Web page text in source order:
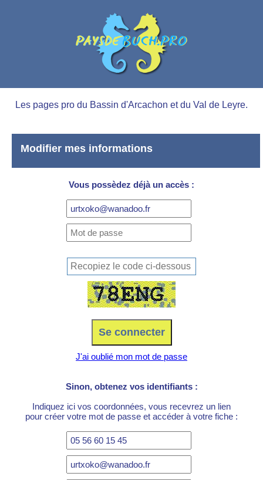
Les pages pro du Bassin d'Arcachon et du Val de Leyre.
Modifier mes informations
Vous possèdez déjà un accès :
J'ai oublié mon mot de passe
Sinon, obtenez vos identifiants :
Indiquez ici vos coordonnées, vous recevrez un lien
pour créer votre mot de passe et accéder à votre fiche :